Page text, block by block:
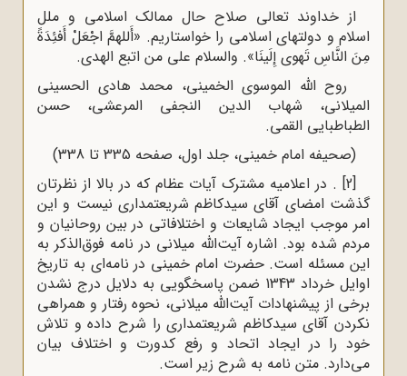
از خداوند تعالی صلاح حال ممالک اسلامی و ملل
اسلام و دولتهای اسلامی را‌ ‌خواستاریم. «أَللهمَّ اجْعَلْ أَفئِدَةً
مِنَ النَّاسِ تَهوی إِلَینَا»‌‌. والسلام علی من اتبع الهدی.‌
‌‌ ‌‌روح الله الموسوی الخمینی، محمد هادی الحسینی
المیلانی، شهاب الدین‌
‌النجفی المرعشی، حسن
الطباطبایی القمی.‌
(صحیفه امام خمینی، جلد اول، صفحه 335 تا 338)
[2] . در اعلامیه مشترک آیات عظام که در بالا از نظرتان
گذشت امضای آقای سیدکاظم شریعتمداری نیست و این
امر موجب ایجاد شایعات و اختلافاتی در بین روحانیان و
مردم شده بود. اشاره آیت‌الله میلانی در نامه فوق‌الذکر به
این مسئله است. حضرت امام خمینی در نامه‌ای به تاریخ
اوایل خرداد 1343 ضمن پاسخگویی به دلایل درج نشدن
برخی از پیشنهادات آیت‌الله میلانی، نحوه رفتار و همراهی
نکردن آقای سیدکاظم شریعتمداری را شرح داده و تلاش
خود را در ایجاد اتحاد و رفع کدورت و اختلاف بیان
می‌دارد. متن نامه به شرح زیر است.